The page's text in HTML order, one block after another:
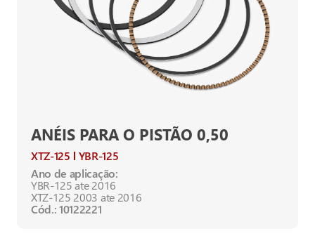
ANÉIS PARA O PISTÃO 0,50
XTZ-125
YBR-125
Ano de aplicação:
YBR-125 ate 2016
XTZ-125 2003 ate 2016
Cód.: 10122221